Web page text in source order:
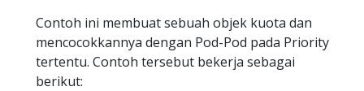
Contoh ini membuat sebuah objek kuota dan
mencocokkannya dengan Pod-Pod pada Priority
tertentu. Contoh tersebut bekerja sebagai
berikut: